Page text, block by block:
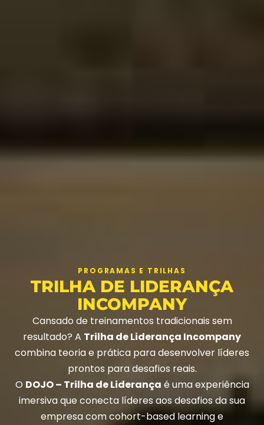
PROGRAMAS E TRILHAS
TRILHA DE LIDERANÇA
INCOMPANY
Cansado de treinamentos tradicionais sem
resultado? A Trilha de Liderança Incompany
combina teoria e prática para desenvolver líderes
prontos para desafios reais.
O DOJO – Trilha de Liderança é uma experiência
imersiva que conecta líderes aos desafios da sua
empresa com cohort-based learning e